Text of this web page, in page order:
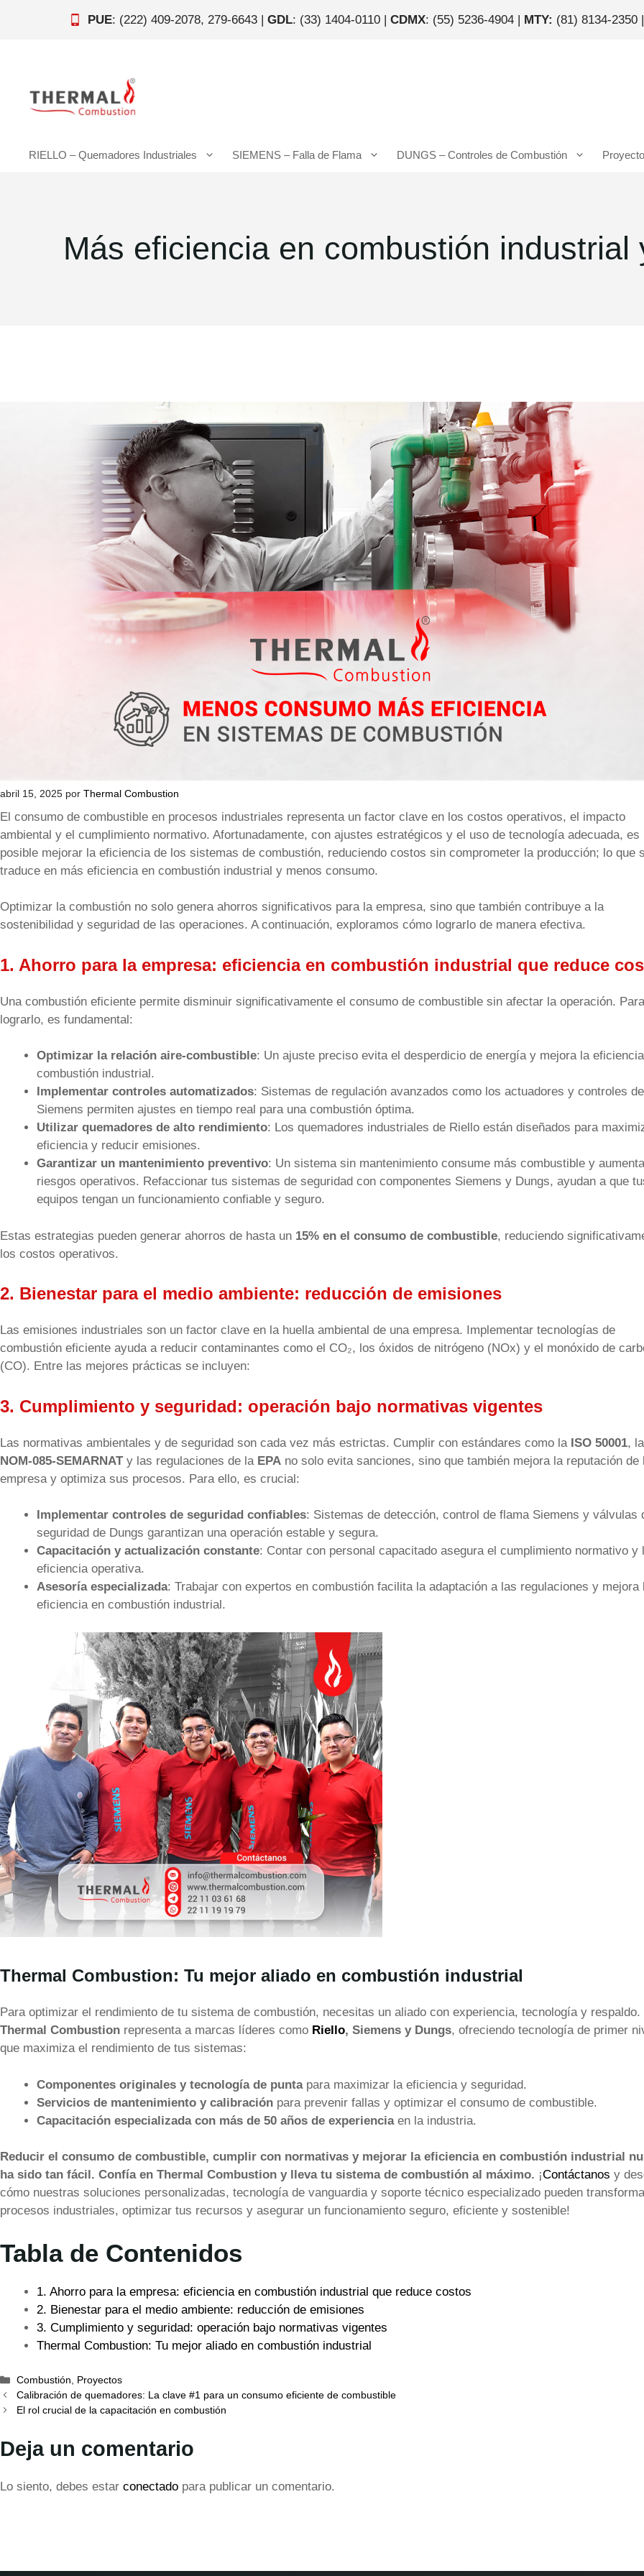
PUE: (222) 409-2078, 279-6643 | GDL: (33) 1404-0110 | CDMX: (55) 5236-4904 | MTY: (81) 8134-2350 |
RIELLO – Quemadores Industriales SIEMENS – Falla de Flama DUNGS – Controles de Combustión
Más eficiencia en combustión industrial
abril 15, 2025 por Thermal Combustion
El consumo de combustible en procesos industriales representa un factor clave en los costos operativos, el impacto
ambiental y el cumplimiento normativo. Afortunadamente, con ajustes estratégicos y el uso de tecnología adecuada, es
posible mejorar la eficiencia de los sistemas de combustión, reduciendo costos sin comprometer la producción; lo que
traduce en más eficiencia en combustión industrial y menos consumo.
Optimizar la combustión no solo genera ahorros significativos para la empresa, sino que también contribuye a la
sostenibilidad y seguridad de las operaciones. A continuación, exploramos cómo lograrlo de manera efectiva.
1. Ahorro para la empresa: eficiencia en combustión industrial que reduce
Una combustión eficiente permite disminuir significativamente el consumo de combustible sin afectar la operación. Para
lograrlo, es fundamental:
Optimizar la relación aire-combustible: Un ajuste preciso evita el desperdicio de energía y mejora la
combustión industrial.
Implementar controles automatizados: Sistemas de regulación avanzados como los actuadores y controles de
Siemens permiten ajustes en tiempo real para una combustión óptima.
Utilizar quemadores de alto rendimiento: Los quemadores industriales de Riello están diseñados para
eficiencia y reducir emisiones.
Garantizar un mantenimiento preventivo: Un sistema sin mantenimiento consume más combustible y
riesgos operativos. Refaccionar tus sistemas de seguridad con componentes Siemens y Dungs, ayudan a que
equipos tengan un funcionamiento confiable y seguro.
Estas estrategias pueden generar ahorros de hasta un 15% en el consumo de combustible, reduciendo
los costos operativos.
2. Bienestar para el medio ambiente: reducción de emisiones
Las emisiones industriales son un factor clave en la huella ambiental de una empresa. Implementar tecnologías de
combustión eficiente ayuda a reducir contaminantes como el CO₂, los óxidos de nitrógeno (NOx) y el monóxido de
(CO). Entre las mejores prácticas se incluyen:
3. Cumplimiento y seguridad: operación bajo normativas vigentes
Las normativas ambientales y de seguridad son cada vez más estrictas. Cumplir con estándares como la ISO 50001, la
NOM-085-SEMARNATy las regulaciones de la EPA no solo evita sanciones, sino que también mejora la reputación de
empresa y optimiza sus procesos. Para ello, es crucial:
Implementar controles de seguridad confiables: Sistemas de detección, control de flama Siemens y válvulas
seguridad de Dungs garantizan una operación estable y segura.
Capacitación y actualización constante: Contar con personal capacitado asegura el cumplimiento normativo y
eficiencia operativa.
Asesoría especializada: Trabajar con expertos en combustión facilita la adaptación a las regulaciones y mejora
eficiencia en combustión industrial.
Thermal Combustion: Tu mejor aliado en combustión industrial
Para optimizar el rendimiento de tu sistema de combustión, necesitas un aliado con experiencia, tecnología y respaldo.
Thermal Combustion representa a marcas líderes como Riello, Siemens y Dungs, ofreciendo tecnología de primer
que maximiza el rendimiento de tus sistemas:
Componentes originales y tecnología de puntapara maximizar la eficiencia y seguridad.
Servicios de mantenimiento y calibración para prevenir fallas y optimizar el consumo de combustible.
Capacitación especializada con más de 50 años de experienciaen la industria.
Reducir el consumo de combustible, cumplir con normativas y mejorar la eficiencia en combustión industrial
ha sido tan fácil. Confía en Thermal Combustion y lleva tu sistema de combustión al máximo. ¡Contáctanos y
cómo nuestras soluciones personalizadas, tecnología de vanguardia y soporte técnico especializado pueden
procesos industriales, optimizar tus recursos y asegurar un funcionamiento seguro, eficiente y sostenible!
Tabla de Contenidos
1. Ahorro para la empresa: eficiencia en combustión industrial que reduce costos
2. Bienestar para el medio ambiente: reducción de emisiones
3. Cumplimiento y seguridad: operación bajo normativas vigentes
Thermal Combustion: Tu mejor aliado en combustión industrial
Categorías
Combustión, Proyectos
Calibración de quemadores: La clave #1 para un consumo eficiente de combustible
El rol crucial de la capacitación en combustión
Deja un comentario
Lo siento, debes estar conectado para publicar un comentario.